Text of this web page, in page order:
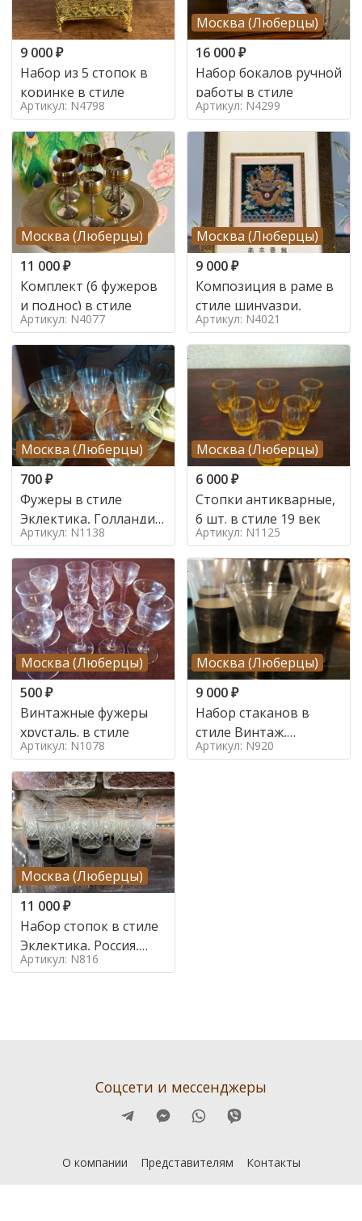
9 000₽
Набор из 5 стопок в
коринке в стиле
Артикул: N4798
Москва (Люберцы)
16 000₽
Набор бокалов ручной
работы в стиле
Артикул: N4299
Москва (Люберцы)
11 000₽
Комплект (6 фужеров
и поднос) в стиле
Артикул: N4077
Москва (Люберцы)
9 000₽
Композиция в раме в
стиле шинуазри,
Артикул: N4021
Москва (Люберцы)
700₽
Фужеры в стиле
Эклектика, Голландия,
Середина 20 века
Артикул: N1138
Москва (Люберцы)
6 000₽
Стопки антикварные,
6 шт. в стиле 19 век
Артикул: N1125
Москва (Люберцы)
500₽
Винтажные фужеры
хрусталь. в стиле
Артикул: N1078
Москва (Люберцы)
9 000₽
Набор стаканов в
стиле Винтаж,
Бельгия, Середина 20
Артикул: N920
Москва (Люберцы)
11 000₽
Набор стопок в стиле
Эклектика, Россия,
Середина 20 века
Артикул: N816
Соцсети и мессенджеры
О компании Представителям Контакты